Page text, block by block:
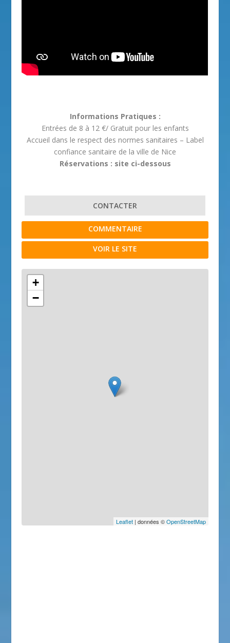
Informations Pratiques :
Entrées de 8 à 12 €/ Gratuit pour les enfants
Accueil dans le respect des normes sanitaires – Label
confiance sanitaire de la ville de Nice
Réservations : site ci-dessous
CONTACTER
COMMENTAIRE
VOIR LE SITE
+
−
Leaflet| données ©OpenStreetMap